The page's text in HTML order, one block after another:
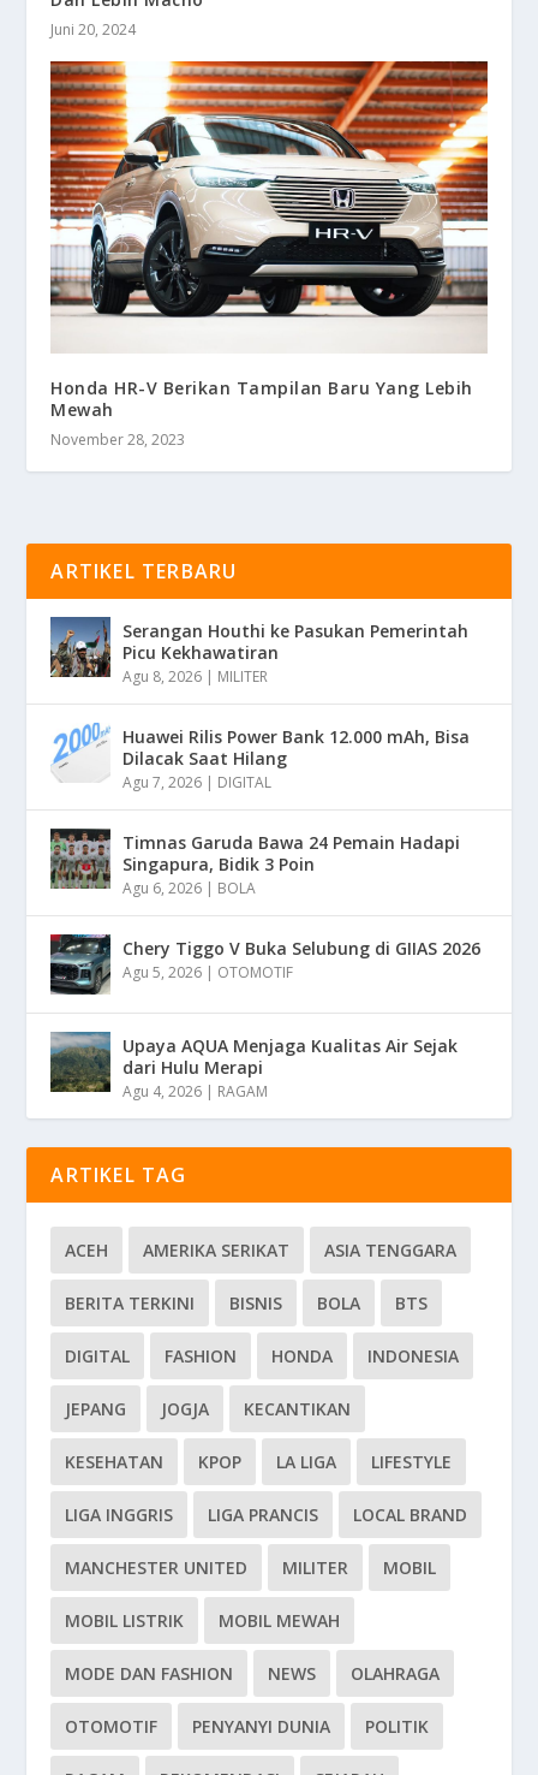
Juni 20, 2024
Honda HR-V Berikan Tampilan Baru Yang Lebih
Mewah
November 28, 2023
ARTIKEL TERBARU
Serangan Houthi ke Pasukan Pemerintah
Picu Kekhawatiran
Agu 8, 2026 | MILITER
Huawei Rilis Power Bank 12.000 mAh, Bisa
Dilacak Saat Hilang
Agu 7, 2026 | DIGITAL
Timnas Garuda Bawa 24 Pemain Hadapi
Singapura, Bidik 3 Poin
Agu 6, 2026 | BOLA
Chery Tiggo V Buka Selubung di GIIAS 2026
Agu 5, 2026 | OTOMOTIF
Upaya AQUA Menjaga Kualitas Air Sejak
dari Hulu Merapi
Agu 4, 2026 | RAGAM
ARTIKEL TAG
ACEH AMERIKA SERIKAT ASIA TENGGARA
BERITA TERKINI BISNIS BOLA BTS
DIGITAL FASHION HONDA INDONESIA
JEPANG JOGJA KECANTIKAN
KESEHATAN KPOP LA LIGA LIFESTYLE
LIGA INGGRIS LIGA PRANCIS LOCAL BRAND
MANCHESTER UNITED MILITER MOBIL
MOBIL LISTRIK MOBIL MEWAH
MODE DAN FASHION NEWS OLAHRAGA
OTOMOTIF PENYANYI DUNIA POLITIK